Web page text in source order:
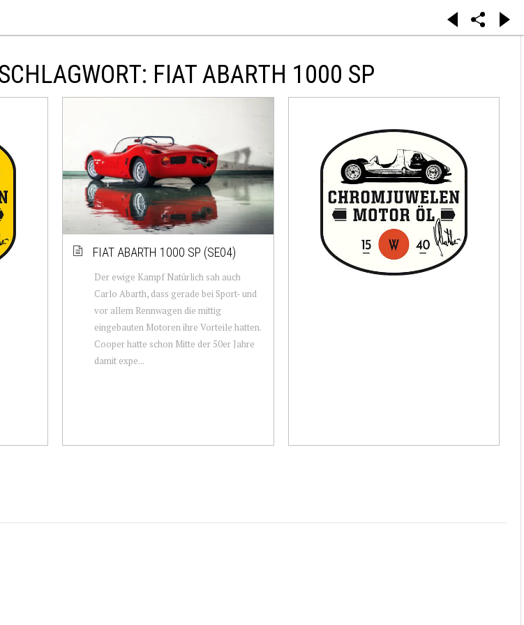
FIAT ABARTH 1000 SP
FIAT ABARTH 1000 SP (SE04)
Der ewige Kampf Natürlich sah auch
Carlo Abarth, dass gerade bei Sport- und
vor allem Rennwagen die mittig
eingebauten Motoren ihre Vorteile hatten.
Cooper hatte schon Mitte der 50er Jahre
damit expe...